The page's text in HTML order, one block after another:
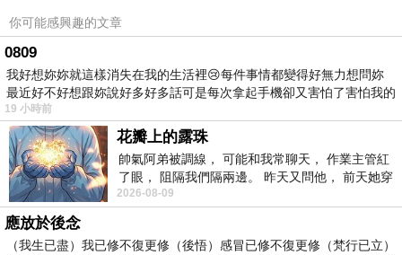
以及推薦【YADAH】空氣蜜粉餅2入組(兩色任選高
細緻服貼的無瑕裸妝膚感)
查了很多【YADAH】空氣蜜粉餅2入組(兩色任選高
細緻服貼的無瑕裸妝膚感)的開箱.分享.評論跟比價
的結果，發現它真的很棒!!!
而且在網路上購買，品質有保障又有七天鑑賞期，
不滿意可以退貨也不用擔心買貴!
你可能感興趣的文章
0809
我好想妳妳就這樣消失在我的生活裡😢每件事情都變得好無力想問妳
最近好不好想跟妳說好多好多話可是每次拿起手機卻又害怕了害怕我的
出現
19 小時前
花瓣上的露珠
帥氣阿弟被調線， 可能和我常聊天， 作業主管紅
了眼， 阻隔我們隔兩邊。 昨天又問他， 前天她穿
什麼顏色衣服， 不經
2026-08-09
應放於後念
（我生已盡）我已修不復更修（後悟）感冒已修不復更修（梵行已立）